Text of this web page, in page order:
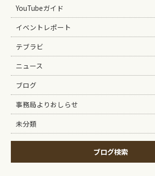
YouTubeガイド
イベントレポート
テブラビ
ニュース
ブログ
事務局よりおしらせ
未分類
ブログ検索